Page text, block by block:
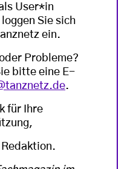
User*in
Sie sich
ein.
Probleme?
bitte eine E-
.
für Ihre
Redaktion.